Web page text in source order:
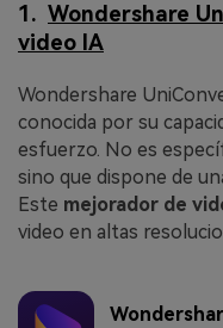
1. Wondershare
video IA
Wondershare
conocida por su
esfuerzo. No es
sino que dispone de
Este mejorador de
video en altas